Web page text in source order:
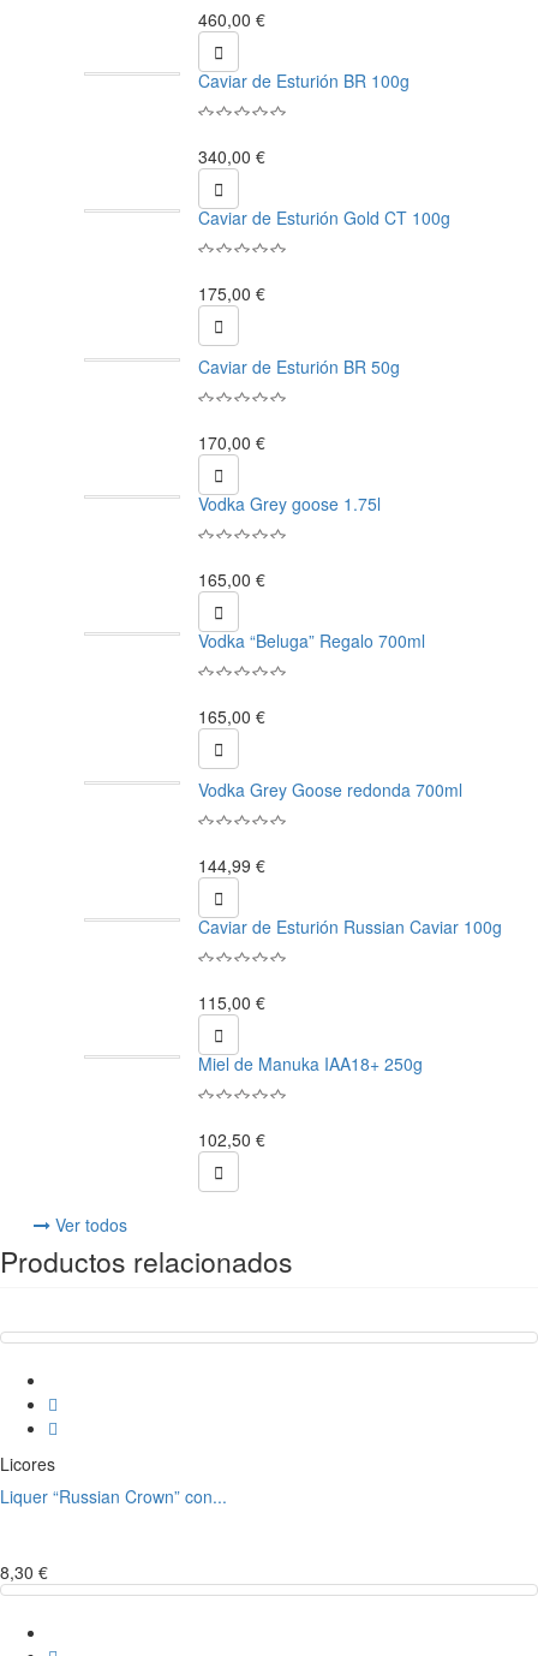
460,00 €

Caviar de Esturión BR 100g
340,00 €

Caviar de Esturión Gold CT 100g
175,00 €

Caviar de Esturión BR 50g
170,00 €

Vodka Grey goose 1.75l
165,00 €

Vodka “Beluga” Regalo 700ml
165,00 €

Vodka Grey Goose redonda 700ml
144,99 €

Caviar de Esturión Russian Caviar 100g
115,00 €

Miel de Manuka IAA18+ 250g
102,50 €

Ver todos
Productos relacionados
Licores
Liquer “Russian Crown” con...
8,30 €